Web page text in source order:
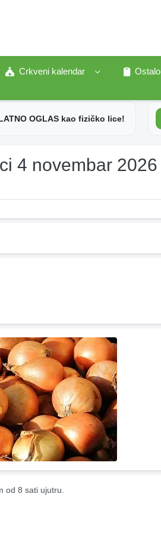
Crkveni kalendar
Ostalo
OGLAS kao fizičko lice!
4 novembar 2026
od 8 sati ujutru.